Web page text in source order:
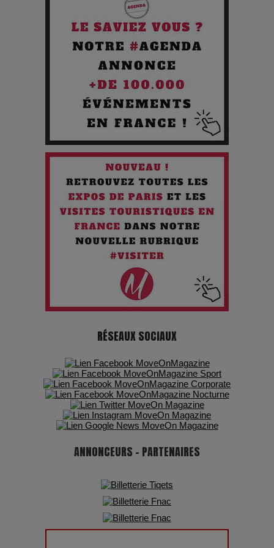
Pourquoi les Petites Entreprises Créatives Deviennent les
Cibles des Hackers
Les 3 meilleures destinations pour des vacances sportives
Quand l'Opéra Rencontre l'IA : Lola Volonakis, l'Artiste du
Paradoxe qui Chante le Futur
Chien 51 - Quand l’IA prend le pouvoir : une plongée dans un
futur troublant
Maïra Kerey, la “voix d’or du Kazakhstan”, célèbre ses 30
ans de carrière à la Salle Gaveau
Les dessous de la fast fashion : un désastre écologique en
7 Techniques Secrètes des Photographes de Stars
Adieu Jean-Pat : rire au bord du précipice
Pharaonic Festival 2025 : 10 ans d’électro sous les
montagnes, une fête à ne pas manquer
RÉSEAUX SOCIAUX
ANNONCEURS - PARTENAIRES